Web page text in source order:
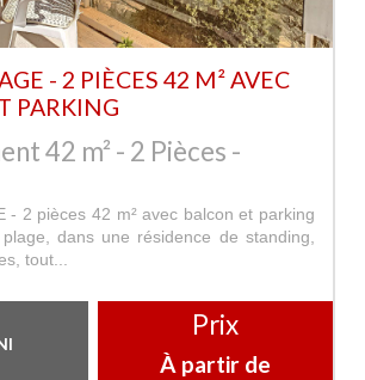
- 2 PIÈCES 42 M² AVEC
PARKING
42 m² - 2 Pièces -
- 2 pièces 42 m² avec balcon et parking
dans une résidence de standing,
tout...
Prix
À partir de